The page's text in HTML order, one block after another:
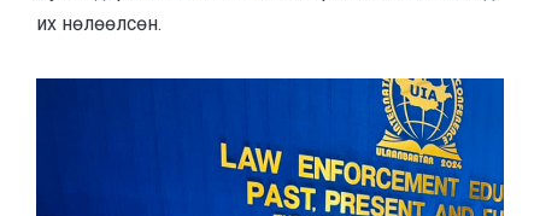
их нөлөөлсөн.